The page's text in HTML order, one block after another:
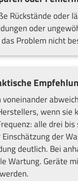
Rückstände oder
oder
Problem nicht
wenn
alle drei
der
deutlich. Bei
Wartung. Geräte